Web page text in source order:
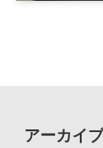
アーカイブ